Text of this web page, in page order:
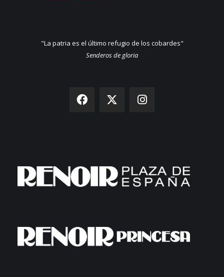
"La patria es el último refugio de los cobardes"
Senderos de gloria